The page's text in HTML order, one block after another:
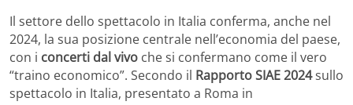
Il settore dello spettacolo in Italia conferma, anche nel
2024, la sua posizione centrale nell’economia del paese,
con i concerti dal vivo che si confermano come il vero
“traino economico”. Secondo il Rapporto SIAE 2024sullo
spettacolo in Italia, presentato a Roma in